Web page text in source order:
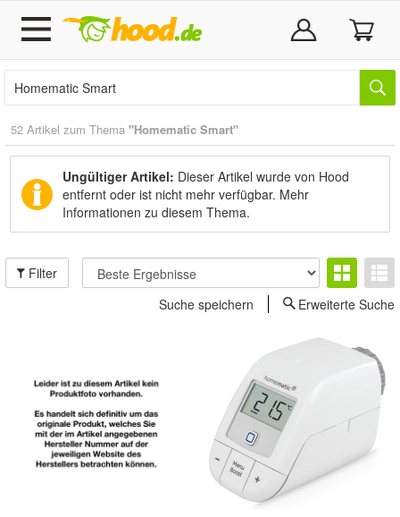
52 Artikel zum Thema "Homematic Smart"
Ungültiger Artikel: Dieser Artikel wurde von Hood
entfernt oder ist nicht mehr verfügbar. Mehr
Informationen zu diesem Thema.
Filter
Suche speichern
Erweiterte Suche